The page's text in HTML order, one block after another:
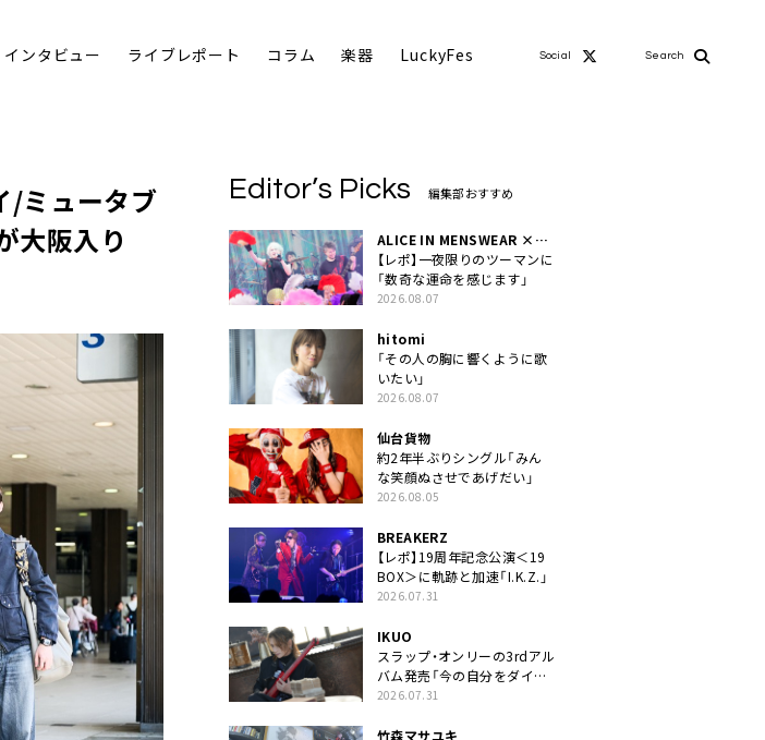
インタビュー ライブレポート コラム 楽器 LuckyFes Social Search
/ミュータブ
大阪入り
Editor’s Picks 編集部おすすめ
ALICE IN MENSWEAR ×
MASCHERA
【レポ】一夜限りのツーマンに
「数奇な運命を感じます」
2026.08.07
hitomi
「その人の胸に響くように歌
いたい」
2026.08.07
仙台貨物
約2年半ぶりシングル「みん
な笑顔ぬさせであげだい」
2026.08.05
BREAKERZ
【レポ】19周年記念公演＜19
BOX＞に軌跡と加速「I.K.Z.」
2026.07.31
IKUO
スラップ・オンリーの3rdアル
バム発売「今の自分をダイレ
クトに」
2026.07.31
竹森マサユキ